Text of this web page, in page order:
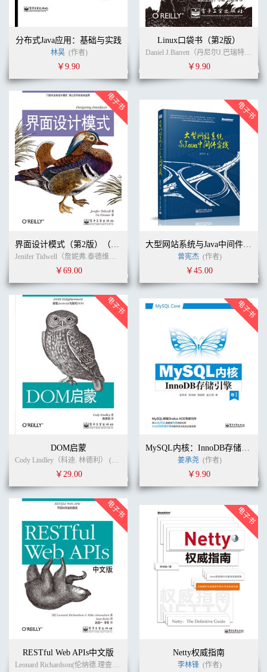
分布式Java应用：基础与实践
林昊 (作者)
￥9.90
Linux口袋书（第2版）
Daniel J.Barrett（丹尼尔J.巴瑞特） (作者)
￥9.90
界面设计模式（第2版）（全彩）
Jenifer Tidwell（詹妮弗.泰德维尔） (作者) (译者)
￥69.00
大型网站系统与Java中间件实践
曾宪杰 (作者)
￥45.00
DOM启蒙
Cody Lindley（科迪. 林德利） (作者)
￥29.00
MySQL内核：InnoDB存储引擎 卷1
姜承尧 (作者)
￥9.90
RESTful Web APIs中文版
Leonard Richardson(伦纳德.理查德森), Mike Amundsen(麦克.阿蒙森) (作者)
Netty权威指南
李林锋 (作者)